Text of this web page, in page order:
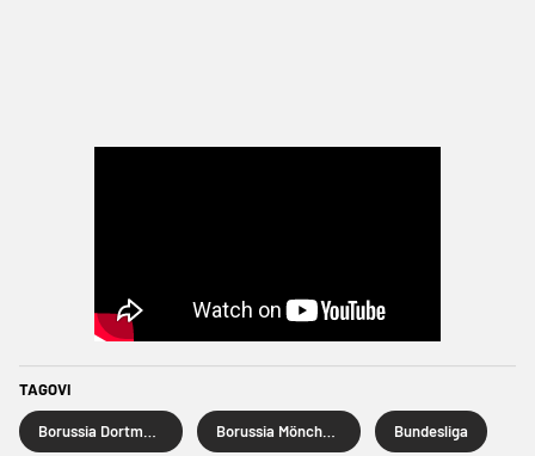
TAGOVI
Bundesliga